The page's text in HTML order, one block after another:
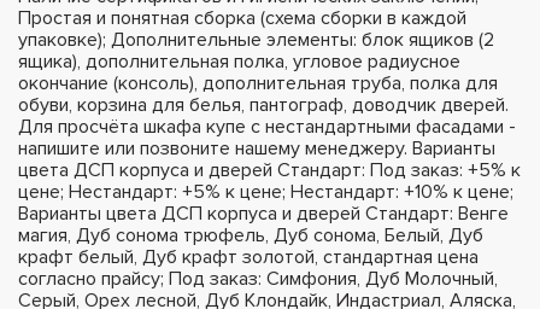
Простая и понятная сборка (схема сборки в каждой
упаковке); Дополнительные элементы: блок ящиков (2
ящика), дополнительная полка, угловое радиусное
окончание (консоль), дополнительная труба, полка для
обуви, корзина для белья, пантограф, доводчик дверей.
Для просчёта шкафа купе с нестандартными фасадами -
напишите или позвоните нашему менеджеру. Варианты
цвета ДСП корпуса и дверей Стандарт: Под заказ: +5% к
цене; Нестандарт: +5% к цене; Нестандарт: +10% к цене;
Варианты цвета ДСП корпуса и дверей Стандарт: Венге
магия, Дуб сонома трюфель, Дуб сонома, Белый, Дуб
крафт белый, Дуб крафт золотой, стандартная цена
согласно прайсу; Под заказ: Симфония, Дуб Молочный,
Серый, Орех лесной, Дуб Клондайк, Индастриал, Аляска,